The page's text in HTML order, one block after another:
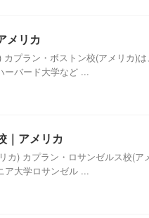
メリカ
プラン・ボストン校(アメリカ)
ーバード大学など ...
｜アメリカ
カ) カプラン・ロサンゼルス校(
ア大学ロサンゼル ...